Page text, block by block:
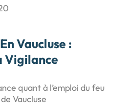
Vaucluse :
Vigilance